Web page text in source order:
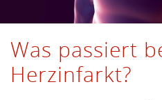
Was passiert
Herzinfarkt?